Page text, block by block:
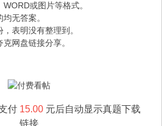
或图片等格式。
无答案。
表明没有整理到。
网盘链接分享。
付 15.00 元后自动显示真题下载
链接